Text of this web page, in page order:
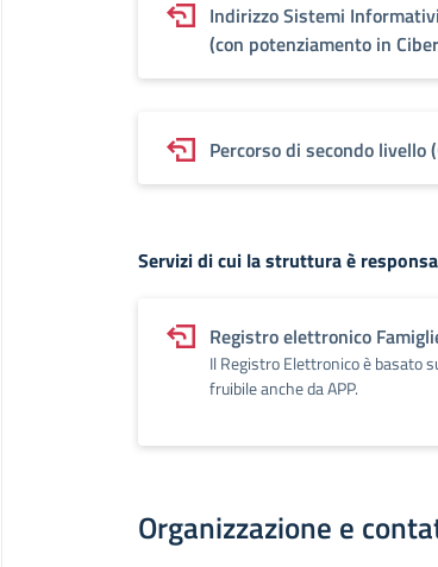
Indirizzo Sistemi
(con potenziamento in
Percorso di secondo livello
Servizi di cui la struttura è
Registro elettronico
Il Registro Elettronico è basato
fruibile anche da APP.
Organizzazione e